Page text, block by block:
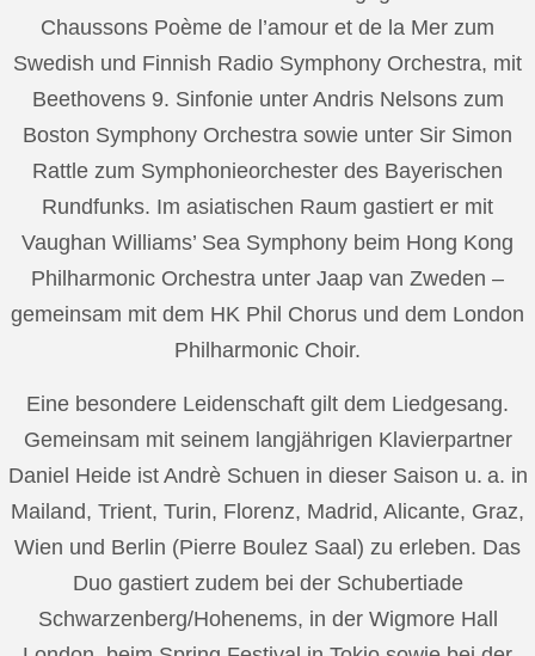
Chaussons Poème de l’amour et de la Mer zum
Swedish und Finnish Radio Symphony Orchestra, mit
Beethovens 9. Sinfonie unter Andris Nelsons zum
Boston Symphony Orchestra sowie unter Sir Simon
Rattle zum Symphonieorchester des Bayerischen
Rundfunks. Im asiatischen Raum gastiert er mit
Vaughan Williams’ Sea Symphony beim Hong Kong
Philharmonic Orchestra unter Jaap van Zweden –
gemeinsam mit dem HK Phil Chorus und dem London
Philharmonic Choir.
Eine besondere Leidenschaft gilt dem Liedgesang.
Gemeinsam mit seinem langjährigen Klavierpartner
Daniel Heide ist Andrè Schuen in dieser Saison u. a. in
Mailand, Trient, Turin, Florenz, Madrid, Alicante, Graz,
Wien und Berlin (Pierre Boulez Saal) zu erleben. Das
Duo gastiert zudem bei der Schubertiade
Schwarzenberg/Hohenems, in der Wigmore Hall